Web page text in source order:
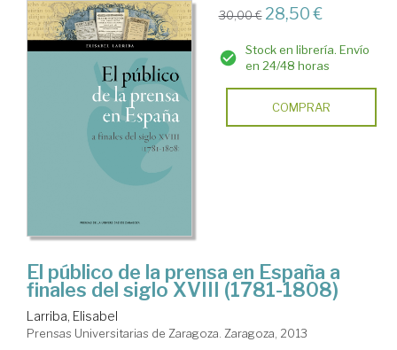
30,00 € 28,50 €
Stock en librería. Envío
en 24/48 horas
COMPRAR
El público de la prensa en España a
finales del siglo XVIII (1781-1808)
Larriba, Elisabel
Prensas Universitarias de Zaragoza. Zaragoza, 2013